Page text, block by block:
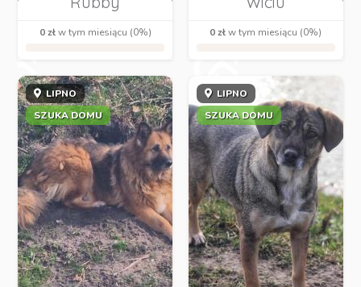
0 złw tym miesiącu (0%) 0 złw tym miesiącu (0%)
LIPNO
SZUKA DOMU
LIPNO
SZUKA DOMU